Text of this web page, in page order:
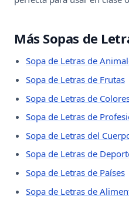
Más Sopas de
Sopa de Letras de
Sopa de Letras de Frutas
Sopa de Letras de
Sopa de Letras de
Sopa de Letras del
Sopa de Letras de
Sopa de Letras de Países
Sopa de Letras de